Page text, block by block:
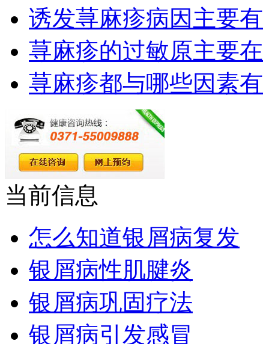
诱发荨麻疹病因主要有
荨麻疹的过敏原主要在
荨麻疹都与哪些因素有
当前信息
怎么知道银屑病复发
银屑病性肌腱炎
银屑病巩固疗法
银屑病引发感冒